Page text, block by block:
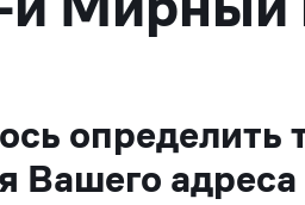
определить
адреса